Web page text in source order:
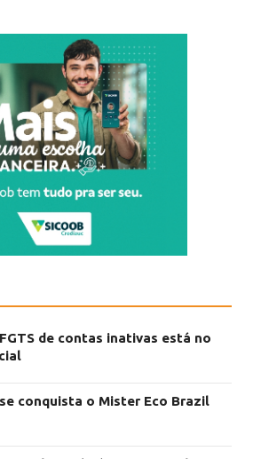
de contas inativas está no
conquista o Mister Eco Brazil